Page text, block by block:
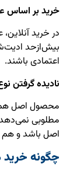
خرید بر اساس
در خرید
بیش‌ازحد
اعتمادی باشند.
نادیده گرفتن
محصول اصل هم
مطلوبی
اصل باشد و هم
چگونه